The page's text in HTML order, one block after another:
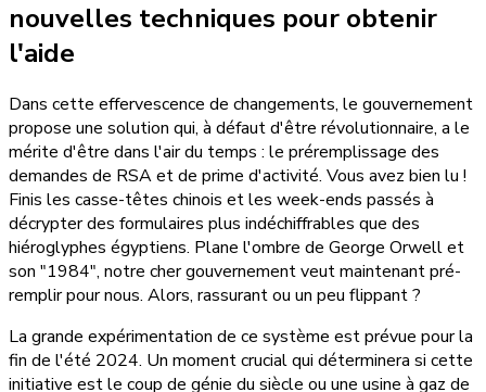
nouvelles techniques pour obtenir
l'aide
Dans cette effervescence de changements, le gouvernement
propose une solution qui, à défaut d'être révolutionnaire, a le
mérite d'être dans l'air du temps : le préremplissage des
demandes de RSA et de prime d'activité. Vous avez bien lu !
Finis les casse-têtes chinois et les week-ends passés à
décrypter des formulaires plus indéchiffrables que des
hiéroglyphes égyptiens. Plane l'ombre de George Orwell et
son "1984", notre cher gouvernement veut maintenant pré-
remplir pour nous. Alors, rassurant ou un peu flippant ?
La grande expérimentation de ce système est prévue pour la
fin de l'été 2024. Un moment crucial qui déterminera si cette
initiative est le coup de génie du siècle ou une usine à gaz de